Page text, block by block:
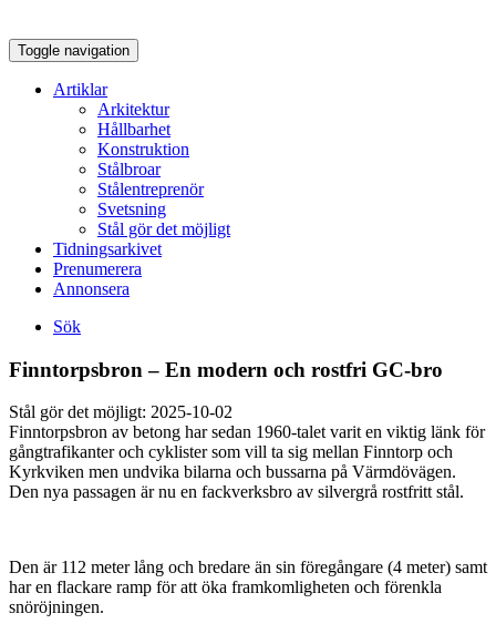
Toggle navigation
Artiklar
Arkitektur
Hållbarhet
Konstruktion
Stålbroar
Stålentreprenör
Svetsning
Stål gör det möjligt
Tidningsarkivet
Prenumerera
Annonsera
Sök
Finntorpsbron – En modern och rostfri GC-bro
Stål gör det möjligt: 2025-10-02
Finntorpsbron av betong har sedan 1960-talet varit en viktig länk för
gångtrafikanter och cyklister som vill ta sig mellan Finntorp och
Kyrkviken men undvika bilarna och bussarna på Värmdövägen.
Den nya passagen är nu en fackverksbro av silvergrå rostfritt stål.
Den är 112 meter lång och bredare än sin föregångare (4 meter) samt
har en flackare ramp för att öka framkomligheten och förenkla
snöröjningen.